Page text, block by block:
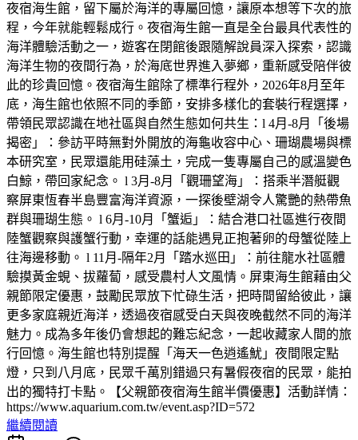
夜宿海生館，留下屬於海洋的專屬回憶，讓原本想等下次的旅
程，今年就能輕鬆成行。夜宿海生館一直是全台最具代表性的
海洋體驗活動之一，遊客在閉館後跟隨解說員深入探索，認識
海洋生物的夜間行為，於海底世界進入夢鄉，重新感受陪伴彼
此的珍貴回憶。夜宿海生館除了標準行程外，2026年8月至年
底，海生館也依照不同的季節，安排多樣化的套裝行程選擇，
帶領民眾認識在地社區與自然生態如何共生：l 4月-8月「後場
揭密」：參訪平時無對外開放的海龜收容中心、珊瑚農場與標
本研究室，民眾還能用硅藻土，完成一隻專屬自己的感溫變色
白鯨，帶回家紀念。 l 3月-8月「觀珊望海」：搭乘半潛艇觀
察屏東恆春半島豐富海洋資源，一探後壁湖令人驚艷的熱帶魚
群與珊瑚生態。 l 6月-10月「蟹逅」：結合港口社區進行夜間
陸蟹觀察與護蟹行動，幸運的話能遇見正抱著卵的母蟹從陸上
往海邊移動。 l 11月-隔年2月「踏水巡田」：前往龍水社區體
驗摸黃金蜆、拔蘿蔔，感受農村人文風情。屏東海生館藉由父
親節限定優惠，鼓勵民眾放下忙碌生活，把時間留給彼此，讓
更多家庭親近海洋，透過夜宿感受白天與夜晚截然不同的海洋
魅力。成為多年後仍會想起的難忘紀念，一起收藏家人間的旅
行回憶。海生館也特別提醒「海天一色逍遙魷」夜間限定點
燈，只到八月底，民眾千萬別錯過只有暑假夜宿的民眾，能拍
出的獨特打卡點。【父親節夜宿海生館半價優惠】活動詳情：
https://www.aquarium.com.tw/event.asp?ID=572
繼續閱讀